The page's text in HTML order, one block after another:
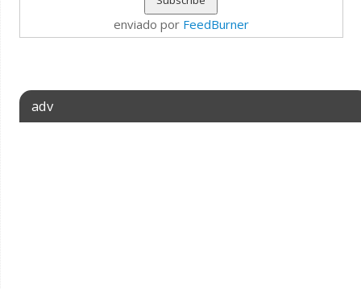
enviado porFeedBurner
adv